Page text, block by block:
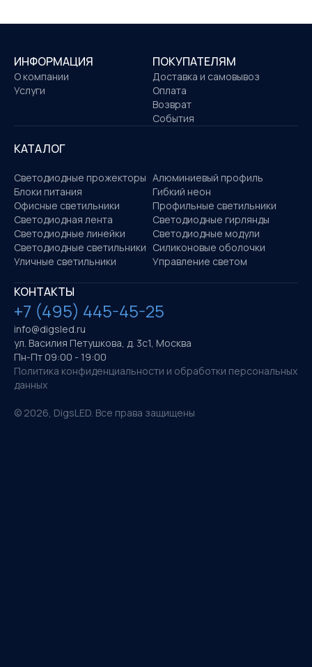
ИНФОРМАЦИЯ
О компании
Услуги
ПОКУПАТЕЛЯМ
Доставка и самовывоз
Оплата
Возврат
События
КАТАЛОГ
Светодиодные прожекторы Алюминиевый профиль
Блоки питания
Гибкий неон
Офисные светильники
Профильные светильники
Светодиодная лента
Светодиодные гирлянды
Светодиодные линейки
Светодиодные модули
Светодиодные светильники Силиконовые оболочки
Уличные светильники
Управление светом
КОНТАКТЫ
+7 (495) 445-45-25
info@digsled.ru
ул. Василия Петушкова, д. 3с1, Москва
Пн-Пт 09:00 - 19:00
Политика конфиденциальности и обработки персональных
данных
© 2026, DigsLED. Все права защищены